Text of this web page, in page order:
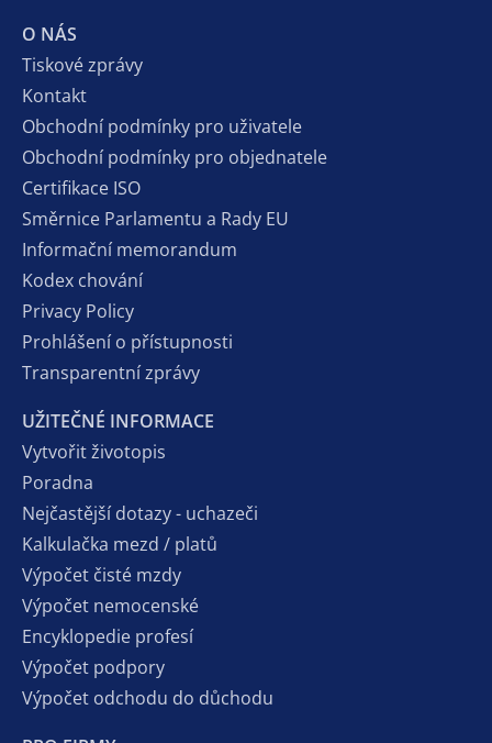
O NÁS
Tiskové zprávy
Kontakt
Obchodní podmínky pro uživatele
Obchodní podmínky pro objednatele
Certifikace ISO
Směrnice Parlamentu a Rady EU
Informační memorandum
Kodex chování
Privacy Policy
Prohlášení o přístupnosti
Transparentní zprávy
UŽITEČNÉ INFORMACE
Vytvořit životopis
Poradna
Nejčastější dotazy - uchazeči
Kalkulačka mezd / platů
Výpočet čisté mzdy
Výpočet nemocenské
Encyklopedie profesí
Výpočet podpory
Výpočet odchodu do důchodu